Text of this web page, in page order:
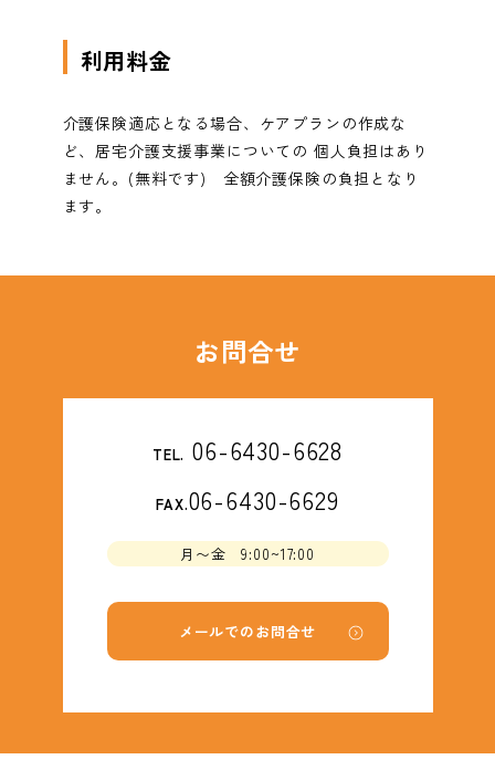
利用料金
介護保険適応となる場合、ケアプランの作成な
ど、居宅介護支援事業についての 個人負担はあり
ません。(無料です) 全額介護保険の負担となり
ます。
お問合せ
TEL. 06-6430-6628
FAX.06-6430-6629
月〜金 9:00~17:00
メールでのお問合せ